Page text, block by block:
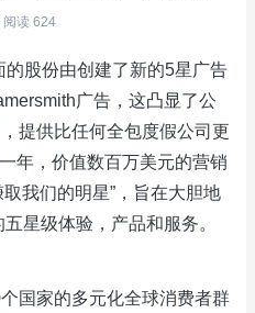
阅读 624
股份由创建了新的5星广告
广告，这凸显了公
提供比任何全包度假公司更
年，价值数百万美元的营销
我们的明星”，旨在大胆地
星级体验，产品和服务。
国家的多元化全球消费者群